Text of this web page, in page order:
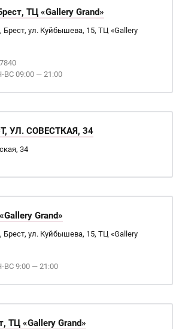
ТЦ «Gallery Grand»
, Брест, ул. Куйбышева, 15, ТЦ «Gallery
ВС 09:00 — 21:00
УЛ. СОВЕСТКАЯ, 34
34
Grand»
, Брест, ул. Куйбышева, 15, ТЦ «Gallery
ВС 9:00 — 21:00
ТЦ «Gallery Grand»